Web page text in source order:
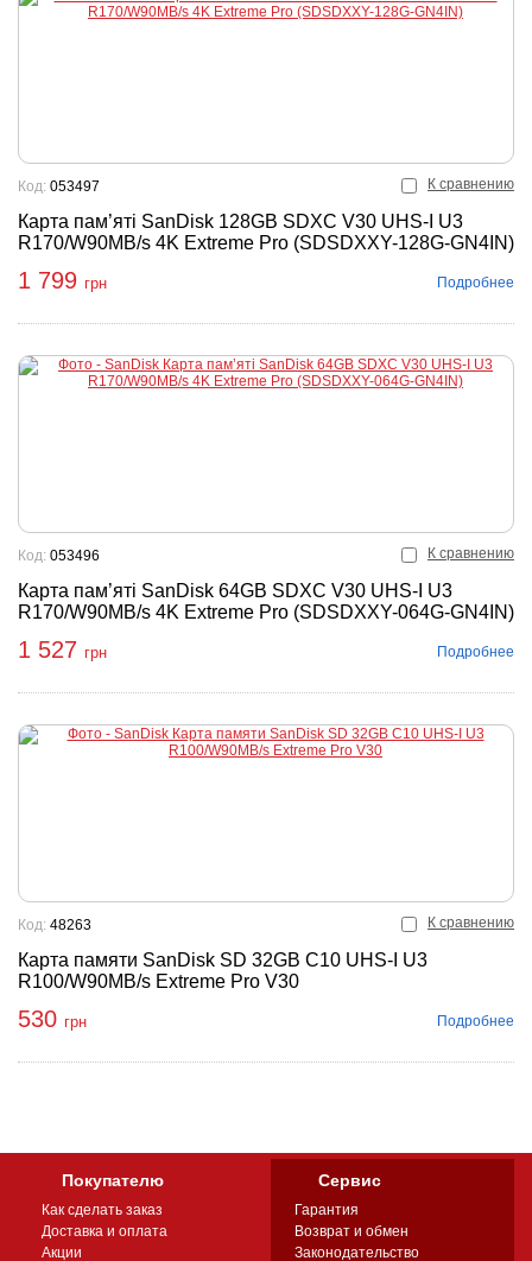
К сравнению
Карта пам’яті SanDisk 128GB SDXC V30 UHS-I U3
R170/W90MB/s 4K Extreme Pro (SDSDXXY-128G-GN4IN)
Код: 053497
1 799 грн Подробнее
К сравнению
Карта пам’яті SanDisk 64GB SDXC V30 UHS-I U3
R170/W90MB/s 4K Extreme Pro (SDSDXXY-064G-GN4IN)
Код: 053496
1 527 грн Подробнее
К сравнению
Карта памяти SanDisk SD 32GB C10 UHS-I U3
R100/W90MB/s Extreme Pro V30
Код: 48263
530 грн Подробнее
Покупателю
Как сделать заказ
Доставка и оплата
Акции
Сервис
Гарантия
Возврат и обмен
Законодательство